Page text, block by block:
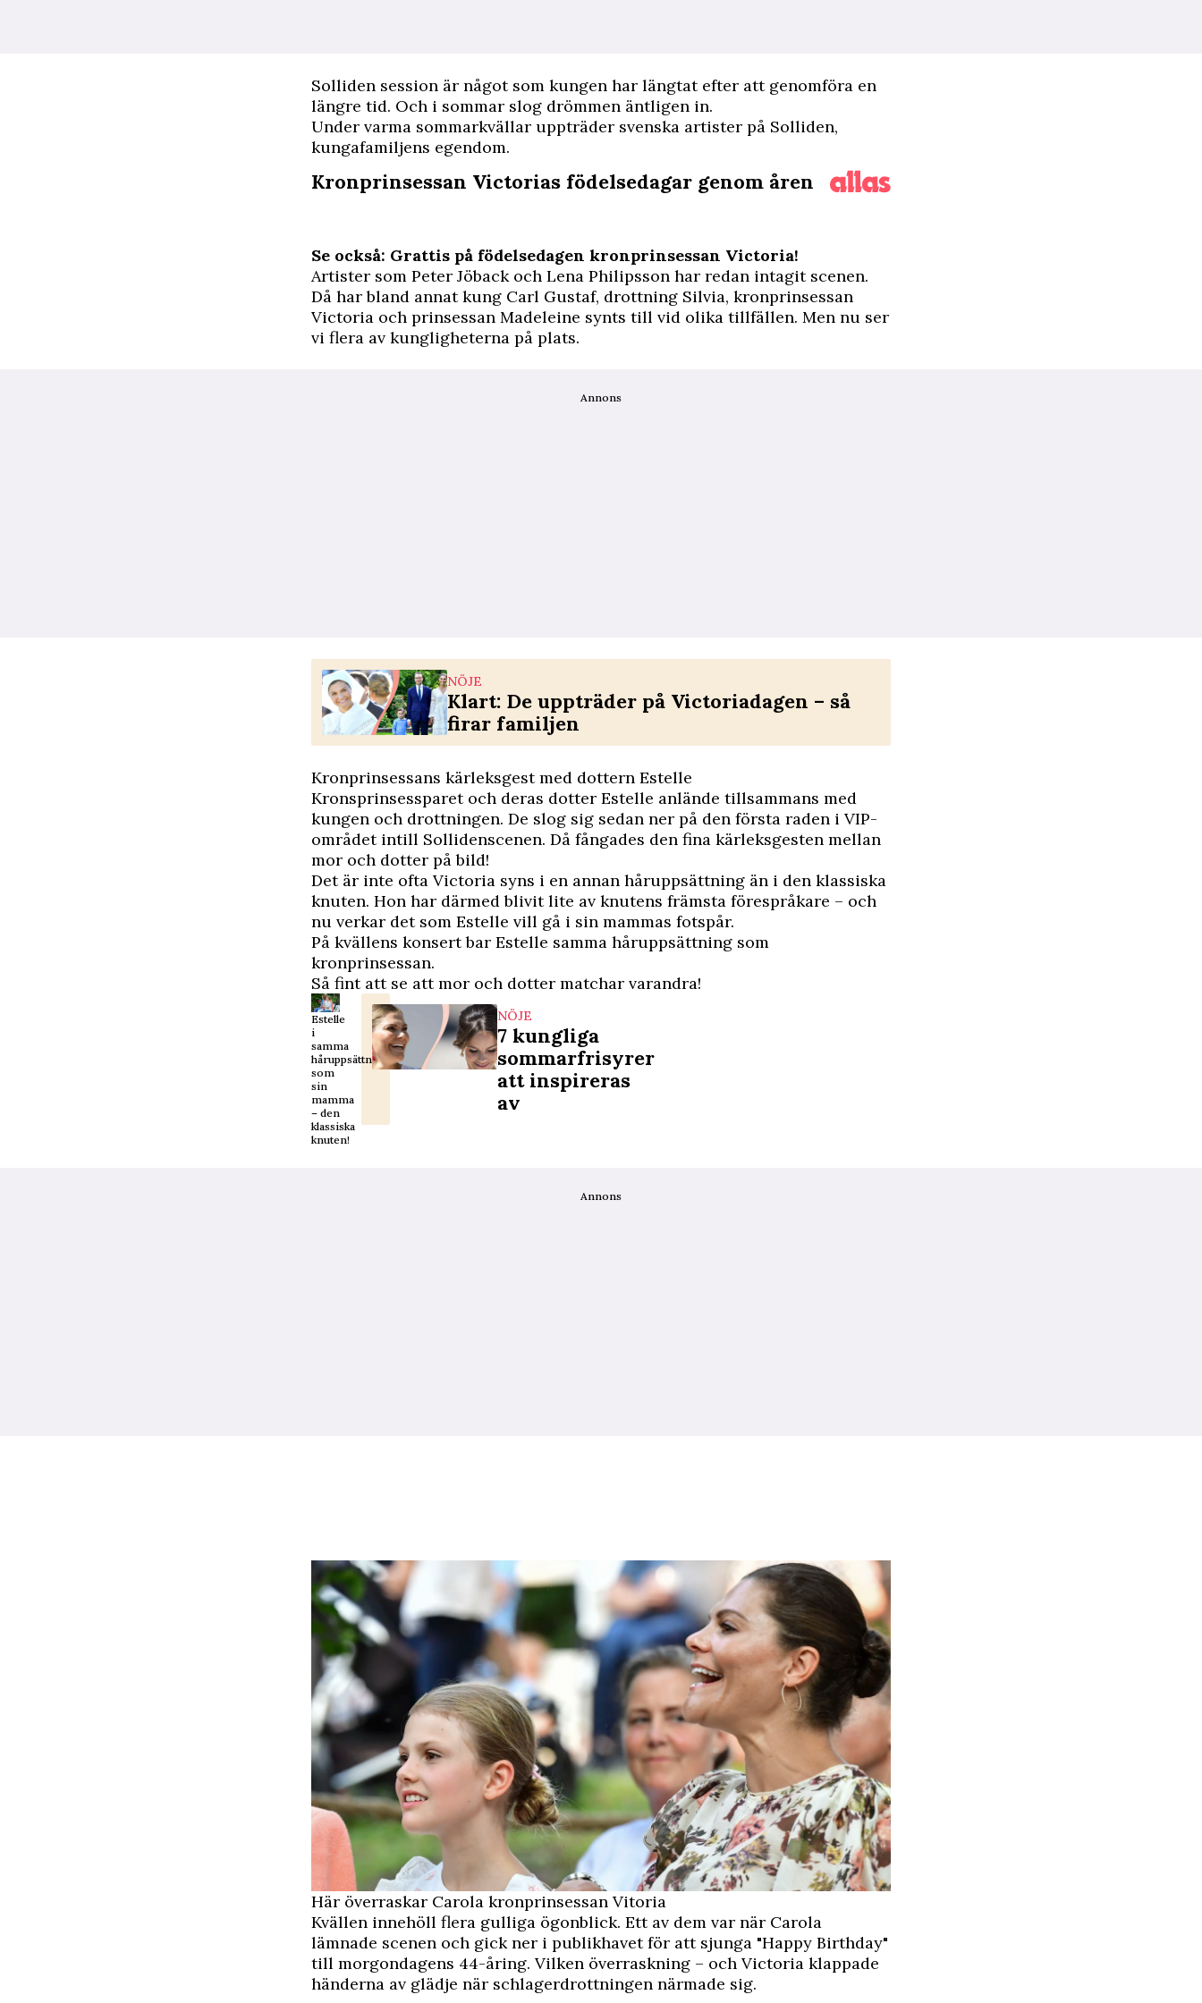
Solliden session är något som kungen har längtat efter att genomföra en
längre tid. Och i sommar slog drömmen äntligen in.
Under varma sommarkvällar uppträder svenska artister på Solliden,
kungafamiljens egendom.
Kronprinsessan Victorias födelsedagar genom åren
Se också: Grattis på födelsedagen kronprinsessan Victoria!
Artister som Peter Jöback och Lena Philipsson har redan intagit scenen.
Då har bland annat kung Carl Gustaf, drottning Silvia, kronprinsessan
Victoria och prinsessan Madeleine synts till vid olika tillfällen. Men nu ser
vi flera av kungligheterna på plats.
Annons
NÖJE
Klart: De uppträder på Victoriadagen – så
firar familjen
Kronprinsessans kärleksgest med dottern Estelle
Kronsprinsessparet och deras dotter Estelle anlände tillsammans med
kungen och drottningen. De slog sig sedan ner på den första raden i VIP-
området intill Sollidenscenen. Då fångades den fina kärleksgesten mellan
mor och dotter på bild!
Det är inte ofta Victoria syns i en annan håruppsättning än i den klassiska
knuten. Hon har därmed blivit lite av knutens främsta förespråkare – och
nu verkar det som Estelle vill gå i sin mammas fotspår.
På kvällens konsert bar Estelle samma håruppsättning som
kronprinsessan.
Så fint att se att mor och dotter matchar varandra!
Estelle
i
samma
håruppsättning
som
sin
mamma
– den
klassiska
knuten!
NÖJE
7 kungliga
sommarfrisyrer
att inspireras
av
Annons
Här överraskar Carola kronprinsessan Vitoria
Kvällen innehöll flera gulliga ögonblick. Ett av dem var när Carola
lämnade scenen och gick ner i publikhavet för att sjunga "Happy Birthday"
till morgondagens 44-åring. Vilken överraskning – och Victoria klappade
händerna av glädje när schlagerdrottningen närmade sig.